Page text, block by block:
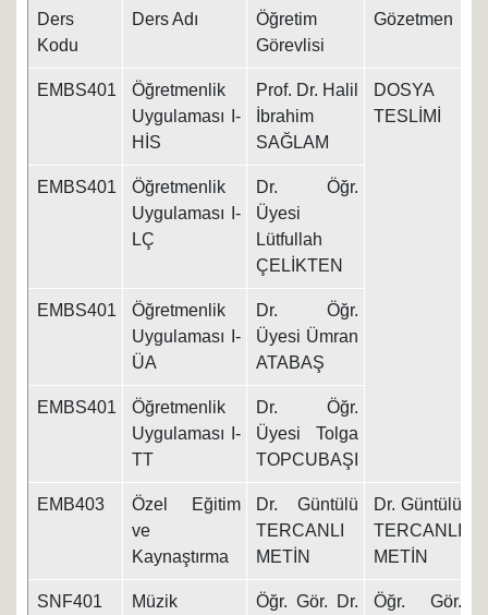
Ders
Kodu
Ders Adı
Öğretim
Görevlisi
Gözetmen
EMBS401
Öğretmenlik
Uygulaması I-
HİS
Prof. Dr. Halil
İbrahim
SAĞLAM
DOSYA
TESLİMİ
EMBS401
Öğretmenlik
Uygulaması I-
LÇ
Dr. Öğr.
Üyesi
Lütfullah
ÇELİKTEN
EMBS401
Öğretmenlik
Uygulaması I-
ÜA
Dr. Öğr.
Üyesi Ümran
ATABAŞ
EMBS401
Öğretmenlik
Uygulaması I-
TT
Dr. Öğr.
Üyesi Tolga
TOPCUBAŞI
EMB403
Özel Eğitim
ve
Kaynaştırma
Dr. Güntülü
TERCANLI
METİN
Dr. Güntülü
TERCANLI
METİN
SNF401
Müzik
Öğr. Gör. Dr.
Öğr. Gör.